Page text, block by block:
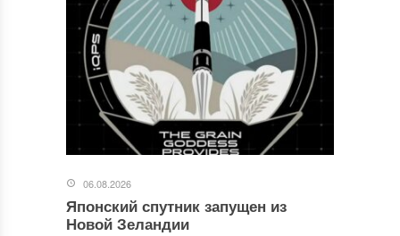
06.08.2026
Японский спутник запущен из
Новой Зеландии